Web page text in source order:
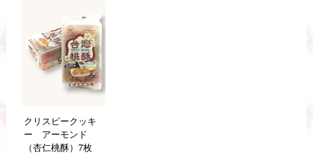
クリスピークッキ
ー アーモンド
（杏仁桃酥）7枚